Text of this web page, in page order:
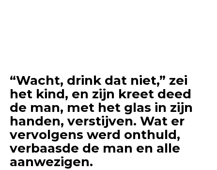
“Wacht, drink dat niet,” zei
het kind, en zijn kreet deed
de man, met het glas in zijn
handen, verstijven. Wat er
vervolgens werd onthuld,
verbaasde de man en alle
aanwezigen.